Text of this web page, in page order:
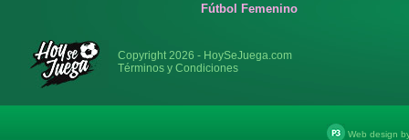
Fútbol Femenino
Copyright 2026 - HoySeJuega.com
Términos y Condiciones
Web design